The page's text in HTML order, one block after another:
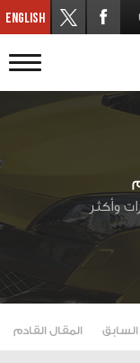
وأكثر
السابق المقال القادم